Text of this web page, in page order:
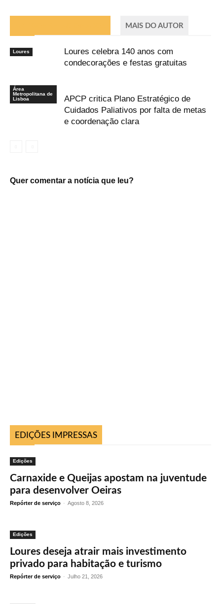
MAIS DO AUTOR
Loures
Loures celebra 140 anos com
condecorações e festas gratuitas
Área
Metropolitana de
Lisboa
APCP critica Plano Estratégico de
Cuidados Paliativos por falta de metas
e coordenação clara
Quer comentar a notícia que leu?
EDIÇÕES IMPRESSAS
Edições
Carnaxide e Queijas apostam na juventude
para desenvolver Oeiras
Repórter de serviço - Agosto 8, 2026
Edições
Loures deseja atrair mais investimento
privado para habitação e turismo
Repórter de serviço - Julho 21, 2026